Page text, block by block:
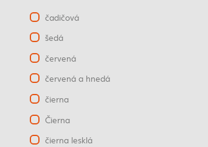
čadičová
šedá
červená
červená a hnedá
čierna
Čierna
čierna lesklá